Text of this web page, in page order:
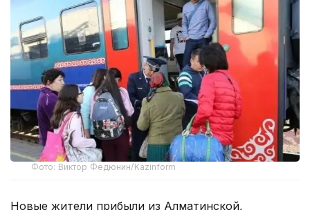
Фото: Виктор Федюнин/Kazinform
Новые жители прибыли из Алматинской,